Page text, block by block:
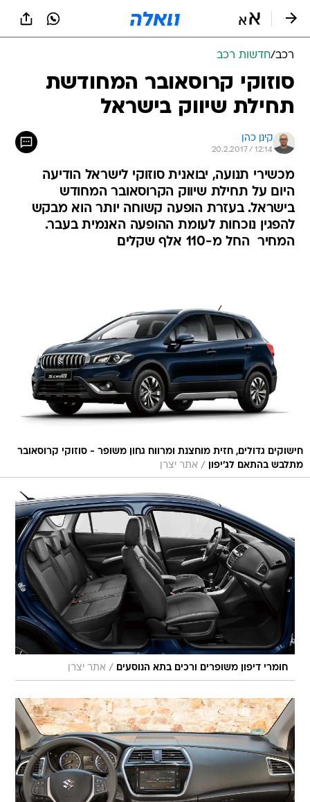
רכב/חדשות רכב
סוזוקי קרוסאובר המחודשת 
תחילת שיווק בישראל
קינן כהן
20.2.2017 / 12:14
מכשירי תנועה, יבואנית סוזוקי לישראל הודיעה
היום על תחילת שיווק הקרוסאובר המחודש
בישראל. בעזרת הופעה קשוחה יותר הוא מבקש
להפגין נוכחות לעומת ההופעה האנמית בעבר.
המחיר  החל מ-110 אלף שקלים
חישוקים גדולים, חזית מוחצנת ומרווח גחון משופר - סוזוקי קרוסאובר
מתלבש בהתאם לג'יפון
/ אתר יצרן
חומרי דיפון משופרים ורכים בתא הנוסעים / אתר יצרן